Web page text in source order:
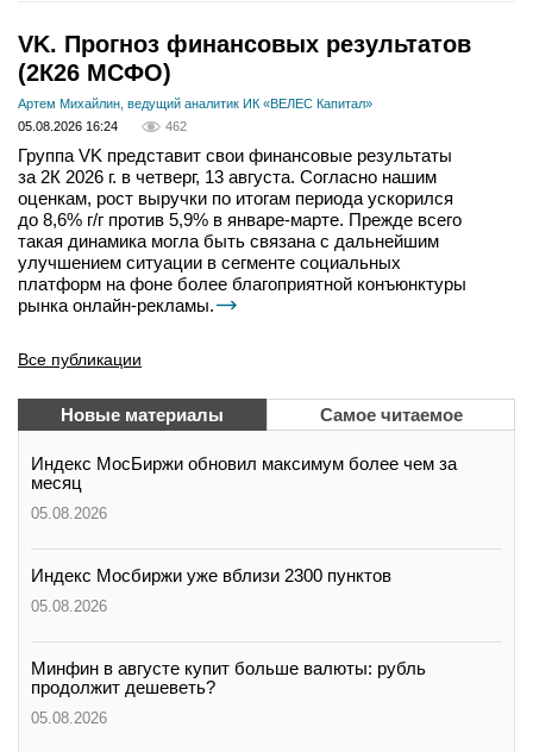
VK. Прогноз финансовых результатов
(2К26 МСФО)
Артем Михайлин, ведущий аналитик ИК «ВЕЛЕС Капитал»
05.08.2026 16:24
462
Группа VK представит свои финансовые результаты
за 2К 2026 г. в четверг, 13 августа. Согласно нашим
оценкам, рост выручки по итогам периода ускорился
до 8,6% г/г против 5,9% в январе-марте. Прежде всего
такая динамика могла быть связана с дальнейшим
улучшением ситуации в сегменте социальных
платформ на фоне более благоприятной конъюнктуры
рынка онлайн-рекламы.
Все публикации
Новые материалы Самое читаемое
Индекс МосБиржи обновил максимум более чем за
месяц
05.08.2026
Индекс Мосбиржи уже вблизи 2300 пунктов
05.08.2026
Минфин в августе купит больше валюты: рубль
продолжит дешеветь?
05.08.2026